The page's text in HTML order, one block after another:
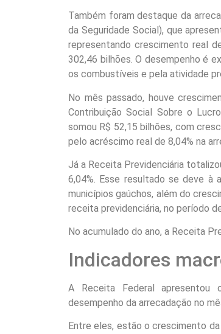
Também foram destaque da
da Seguridade Social), que
representando crescimento real
302,46 bilhões. O desempenho é
os combustíveis e pela atividade
No mês passado, houve
Contribuição Social Sobre o
somou R$ 52,15 bilhões, com
pelo acréscimo real de 8,04% na
Já a Receita Previdenciária
6,04%. Esse resultado se deve à
municípios gaúchos, além do
receita previdenciária, no período
No acumulado do ano, a Receita
Indicadores
A Receita Federal apresentou
desempenho da arrecadação no
Entre eles, estão o crescimento